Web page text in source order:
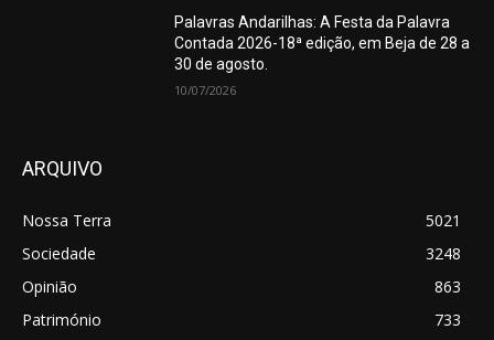
Palavras Andarilhas: A Festa da Palavra
Contada 2026-18ª edição, em Beja de 28 a
30 de agosto.
10/07/2026
ARQUIVO
Nossa Terra
5021
Sociedade
3248
Opinião
863
Património
733